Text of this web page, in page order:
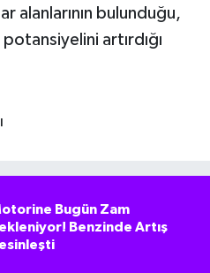
alanlarının bulunduğu,
artırdığı
Bugün Zam
Benzinde Artış